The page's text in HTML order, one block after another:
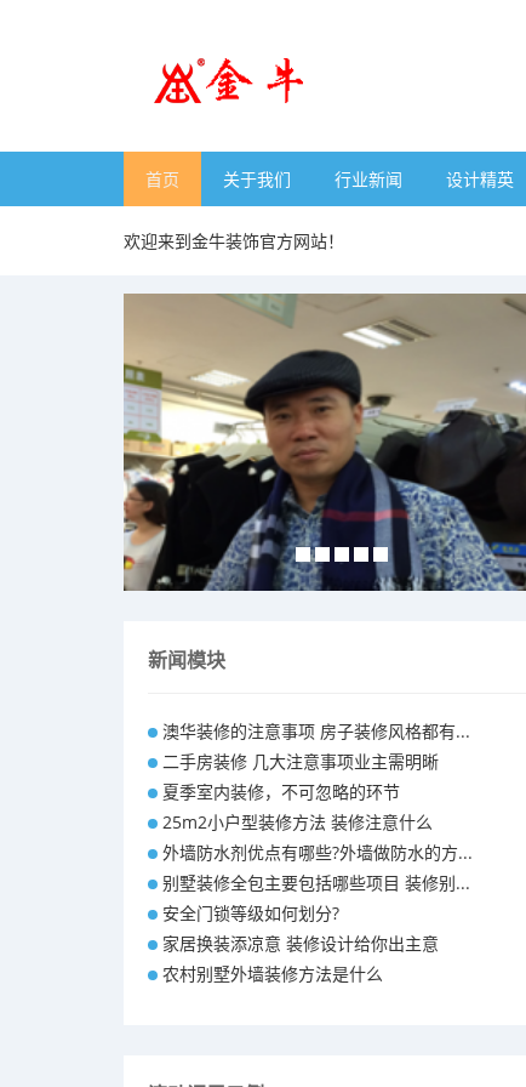
首页 关于我们 行业新闻 设计精英
欢迎来到金牛装饰官方网站！
新闻模块
澳华装修的注意事项 房子装修风格都有...
二手房装修 几大注意事项业主需明晰
夏季室内装修，不可忽略的环节
25m2小户型装修方法 装修注意什么
外墙防水剂优点有哪些?外墙做防水的方...
别墅装修全包主要包括哪些项目 装修别...
安全门锁等级如何划分?
家居换装添凉意 装修设计给你出主意
农村别墅外墙装修方法是什么